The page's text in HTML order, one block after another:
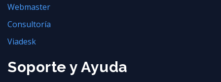
Webmaster
Consultoría
Viadesk
Soporte y Ayuda